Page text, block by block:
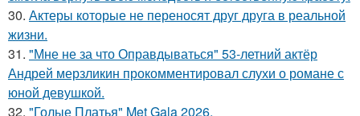
30. Актеры которые не переносят друг друга в реальной
жизни.
31. "Мне не за что Оправдываться" 53-летний актёр
Андрей мерзликин прокомментировал слухи о романе с
юной девушкой.
32. "Голые Платья" Met Gala 2026.